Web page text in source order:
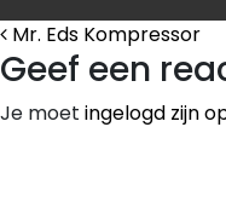
Bericht
Mr. Eds Kompressor
Geef een
Je moet ingelogd zijn